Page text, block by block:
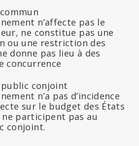
n’affecte pas le
ne constitue pas une
ou une restriction des
donne pas lieu à des
concurrence
conjoint
n’a pas d’incidence
sur le budget des États
participent pas au
conjoint.